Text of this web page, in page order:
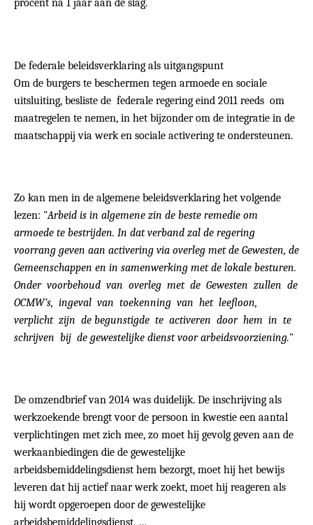
procent na 1 jaar aan de slag.
De federale beleidsverklaring als uitgangspunt
Om de burgers te beschermen tegen armoede en sociale
uitsluiting, besliste de federale regering eind 2011 reeds om
maatregelen te nemen, in het bijzonder om de integratie in de
maatschappij via werk en sociale activering te ondersteunen.
Zo kan men in de algemene beleidsverklaring het volgende
lezen: "Arbeid is in algemene zin de beste remedie om
armoede te bestrijden. In dat verband zal de regering
voorrang geven aan activering via overleg met de Gewesten, de
Gemeenschappen en in samenwerking met de lokale besturen.
Onder voorbehoud van overleg met de Gewesten zullen de
OCMW’s, ingeval van toekenning van het leefloon,
verplicht zijn de begunstigde te activeren door hem in te
schrijven bij de gewestelijke dienst voor arbeidsvoorziening."
De omzendbrief van 2014 was duidelijk. De inschrijving als
werkzoekende brengt voor de persoon in kwestie een aantal
verplichtingen met zich mee, zo moet hij gevolg geven aan de
werkaanbiedingen die de gewestelijke
arbeidsbemiddelingsdienst hem bezorgt, moet hij het bewijs
leveren dat hij actief naar werk zoekt, moet hij reageren als
hij wordt opgeroepen door de gewestelijke
arbeidsbemiddelingsdienst, …